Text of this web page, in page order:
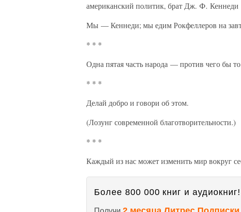
американский политик, брат Дж. Ф. Кеннеди
Мы — Кеннеди; мы едим Рокфеллеров на
* * *
Одна пятая часть народа — против чего бы
* * *
Делай добро и говори об этом.
(Лозунг современной благотворительности.)
* * *
Каждый из нас может изменить мир вокруг
Более 800 000 книг и